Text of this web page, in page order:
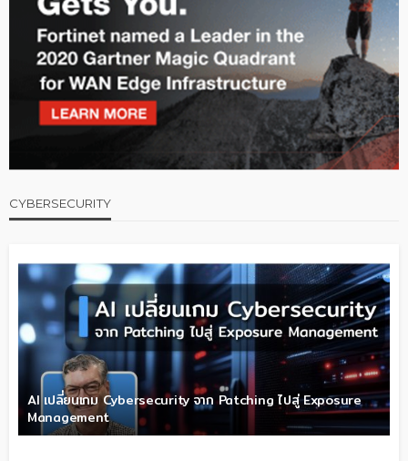
CYBERSECURITY
AI เปลี่ยนเกม Cybersecurity จาก Patching ไปสู่ Exposure
Management